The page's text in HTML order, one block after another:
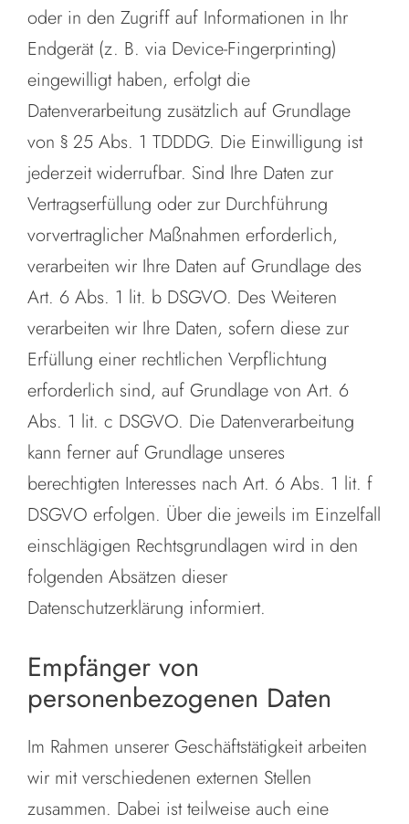
oder in den Zugriff auf Informationen in Ihr
Endgerät (z. B. via Device-Fingerprinting)
eingewilligt haben, erfolgt die
Datenverarbeitung zusätzlich auf Grundlage
von § 25 Abs. 1 TDDDG. Die Einwilligung ist
jederzeit widerrufbar. Sind Ihre Daten zur
Vertragserfüllung oder zur Durchführung
vorvertraglicher Maßnahmen erforderlich,
verarbeiten wir Ihre Daten auf Grundlage des
Art. 6 Abs. 1 lit. b DSGVO. Des Weiteren
verarbeiten wir Ihre Daten, sofern diese zur
Erfüllung einer rechtlichen Verpflichtung
erforderlich sind, auf Grundlage von Art. 6
Abs. 1 lit. c DSGVO. Die Datenverarbeitung
kann ferner auf Grundlage unseres
berechtigten Interesses nach Art. 6 Abs. 1 lit. f
DSGVO erfolgen. Über die jeweils im Einzelfall
einschlägigen Rechtsgrundlagen wird in den
folgenden Absätzen dieser
Datenschutzerklärung informiert.
Empfänger von
personenbezogenen Daten
Im Rahmen unserer Geschäftstätigkeit arbeiten
wir mit verschiedenen externen Stellen
zusammen. Dabei ist teilweise auch eine